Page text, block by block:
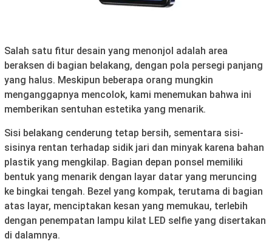
Salah satu fitur desain yang menonjol adalah area
beraksen di bagian belakang, dengan pola persegi panjang
yang halus. Meskipun beberapa orang mungkin
menganggapnya mencolok, kami menemukan bahwa ini
memberikan sentuhan estetika yang menarik.
Sisi belakang cenderung tetap bersih, sementara sisi-
sisinya rentan terhadap sidik jari dan minyak karena bahan
plastik yang mengkilap. Bagian depan ponsel memiliki
bentuk yang menarik dengan layar datar yang meruncing
ke bingkai tengah. Bezel yang kompak, terutama di bagian
atas layar, menciptakan kesan yang memukau, terlebih
dengan penempatan lampu kilat LED selfie yang disertakan
di dalamnya.